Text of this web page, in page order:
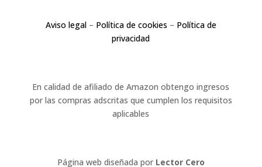
Aviso legal– Política de cookies – Política de
privacidad
En calidad de afiliado de Amazon obtengo ingresos
por las compras adscritas que cumplen los requisitos
aplicables
Página web diseñada por Lector Cero